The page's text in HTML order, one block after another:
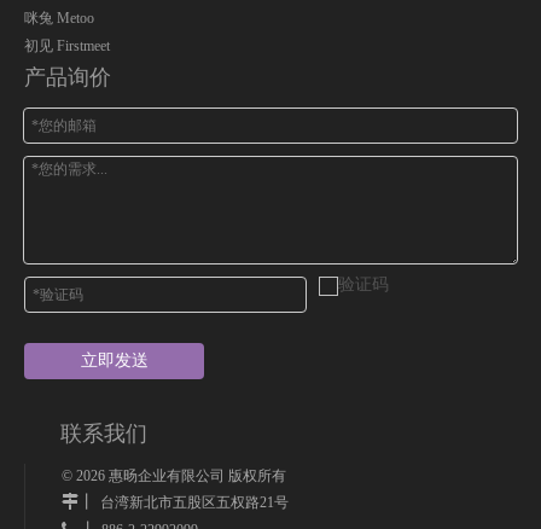
咪兔 Metoo
初见 Firstmeet
产品询价
立即发送
联系我们
© 2026 惠旸企业有限公司 版权所有
丨 台湾新北市五股区五权路21号